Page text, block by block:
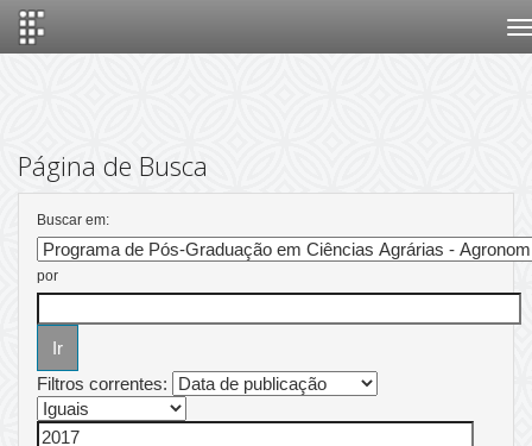
Página de Busca
Buscar em:
por
Filtros correntes: